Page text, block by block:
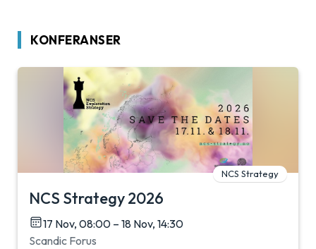
KONFERANSER
NCS Strategy
NCS Strategy 2026
17 Nov, 08:00 – 18 Nov, 14:30
Scandic Forus